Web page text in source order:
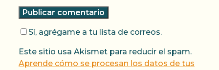
Sí, agrégame a tu lista de correos.
Este sitio usa Akismet para reducir el spam.
Aprende cómo se procesan los datos de tus